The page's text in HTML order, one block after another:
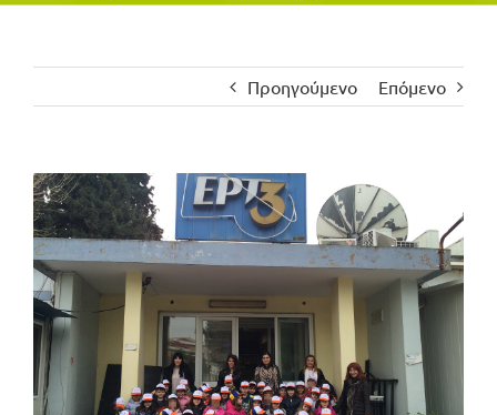
Προηγούμενο Επόμενο
Προβολή
μεγαλύτερης
εικόνας